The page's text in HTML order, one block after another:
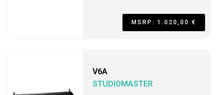
MSRP: 1.020,00 €
V6A
STUDIOMASTER